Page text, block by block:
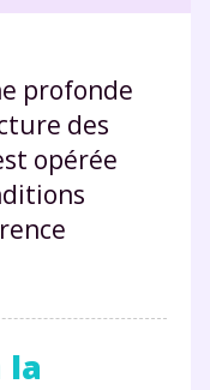
profonde
des
opérée
la